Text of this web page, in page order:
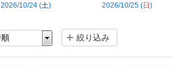
2026/10/24 (土) 2026/10/25 (日 )
絞り込み